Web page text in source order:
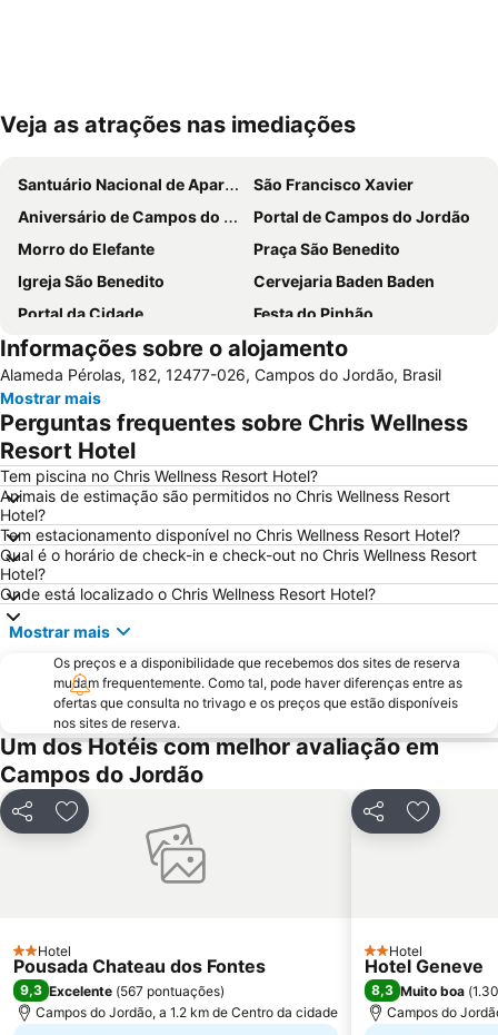
Ampliar mapa
Veja as atrações nas imediações
Santuário Nacional de Aparecida
São Francisco Xavier
Aniversário de Campos do Jordão
Portal de Campos do Jordão
Morro do Elefante
Praça São Benedito
Igreja São Benedito
Cervejaria Baden Baden
Portal da Cidade
Festa do Pinhão
Palácio do Governo
Teleférico
Parque da Floresta Encantada Parque Estadual - Horto Florestal
Boulevard Geneve
Casa do Papai Noel
Igreja Nossa Senhora da Saúde
Informações sobre o alojamento
Alameda Pérolas, 182, 12477-026, Campos do Jordão, Brasil
Mostrar mais
Perguntas frequentes sobre Chris Wellness
Resort Hotel
Tem piscina no Chris Wellness Resort Hotel?
Animais de estimação são permitidos no Chris Wellness Resort
Hotel?
Tem estacionamento disponível no Chris Wellness Resort Hotel?
Qual é o horário de check-in e check-out no Chris Wellness Resort
Hotel?
Onde está localizado o Chris Wellness Resort Hotel?
Mostrar mais
Os preços e a disponibilidade que recebemos dos sites de reserva
mudam frequentemente. Como tal, pode haver diferenças entre as
ofertas que consulta no trivago e os preços que estão disponíveis
nos sites de reserva.
Um dos Hotéis com melhor avaliação em
Campos do Jordão
PartilharAdicionar aos favoritos
2 Estrelas
Hotel
Pousada Chateau dos Fontes
9,3 Excelente (567 pontuações)
Campos do Jordão, a 1.2 km de Centro da cidade
Partilhar
2 Estrelas
Hotel
Hotel Geneve
8,3 Muito boa (
Campos do